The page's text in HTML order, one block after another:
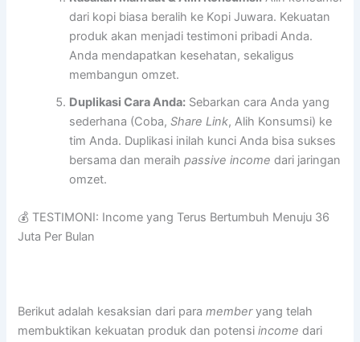
dari kopi biasa beralih ke Kopi Juwara. Kekuatan
produk akan menjadi testimoni pribadi Anda.
Anda mendapatkan kesehatan, sekaligus
membangun omzet.
Duplikasi Cara Anda: Sebarkan cara Anda yang
sederhana (Coba,Share Link, Alih Konsumsi) ke
tim Anda. Duplikasi inilah kunci Anda bisa sukses
bersama dan meraihpassive income dari jaringan
omzet.
💰 TESTIMONI: Income yang Terus Bertumbuh Menuju 36
Juta Per Bulan
Berikut adalah kesaksian dari paramemberyang telah
membuktikan kekuatan produk dan potensiincome dari